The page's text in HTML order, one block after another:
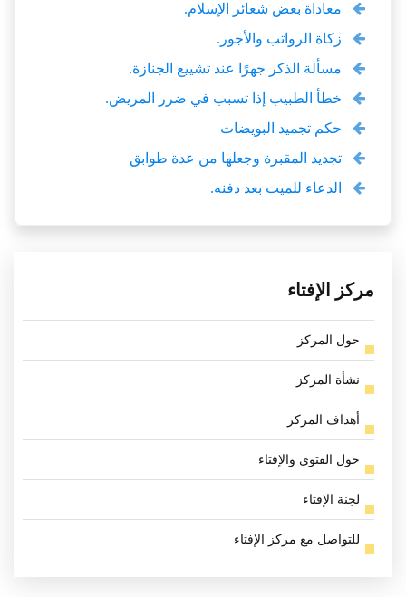
معاداة بعض شعائر الإسلام.
زكاة الرواتب والأجور.
مسألة الذكر جهرًا عند تشييع الجنازة.
خطأ الطبيب إذا تسبب في ضرر المريض.
حكم تجميد البويضات
تجديد المقبرة وجعلها من عدة طوابق
الدعاء للميت بعد دفنه.
مركز الإفتاء
حول المركز
نشأة المركز
أهداف المركز
حول الفتوى والإفتاء
لجنة الإفتاء
للتواصل مع مركز الإفتاء